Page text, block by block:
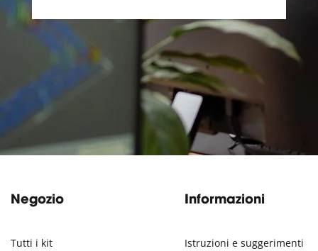
Negozio
Tutti i kit
Informazioni
Istruzioni e suggerimenti